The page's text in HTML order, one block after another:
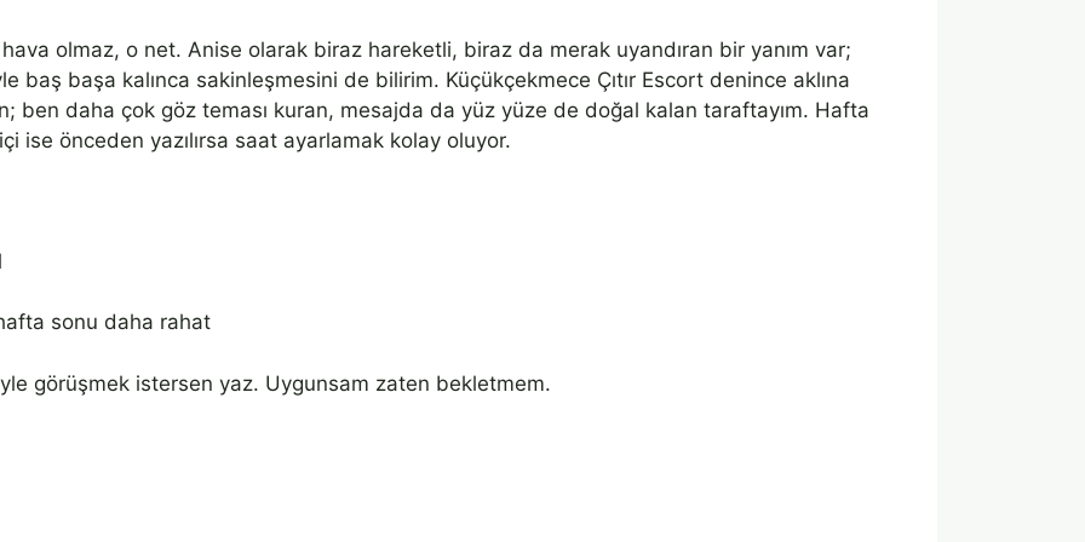
olmaz, o net. Anise olarak biraz hareketli, biraz da merak uyandıran bir yanım var;
baş başa kalınca sakinleşmesini de bilirim. Küçükçekmece Çıtır Escort denince aklına
ben daha çok göz teması kuran, mesajda da yüz yüze de doğal kalan taraftayım. Hafta
ise önceden yazılırsa saat ayarlamak kolay oluyor.
sonu daha rahat
görüşmek istersen yaz. Uygunsam zaten bekletmem.